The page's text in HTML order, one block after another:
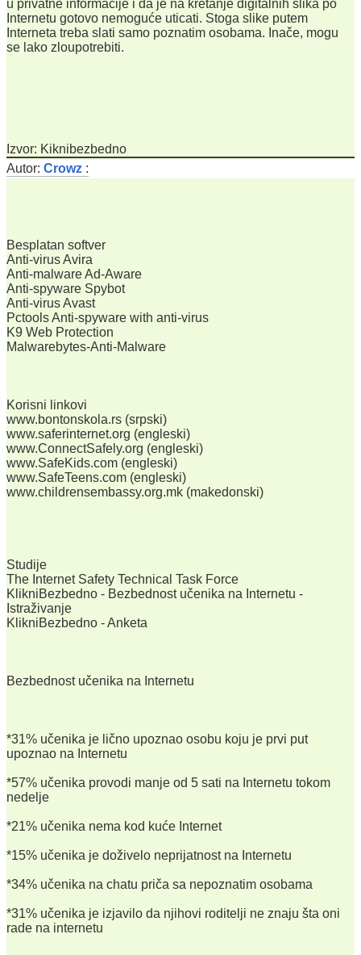
u privatne informacije i da je na kretanje digitalnih slika po
Internetu gotovo nemoguće uticati. Stoga slike putem
Interneta treba slati samo poznatim osobama. Inače, mogu
se lako zloupotrebiti.
Izvor: Kiknibezbedno
Autor: Crowz :
Besplatan softver
Anti-virus Avira
Anti-malware Ad-Aware
Anti-spyware Spybot
Anti-virus Avast
Pctools Anti-spyware with anti-virus
K9 Web Protection
Malwarebytes-Anti-Malware
Korisni linkovi
www.bontonskola.rs (srpski)
www.saferinternet.org (engleski)
www.ConnectSafely.org (engleski)
www.SafeKids.com (engleski)
www.SafeTeens.com (engleski)
www.childrensembassy.org.mk (makedonski)
Studije
The Internet Safety Technical Task Force
KlikniBezbedno - Bezbednost učenika na Internetu -
Istraživanje
KlikniBezbedno - Anketa
Bezbednost učenika na Internetu
*31% učenika je lično upoznao osobu koju je prvi put
upoznao na Internetu
*57% učenika provodi manje od 5 sati na Internetu tokom
nedelje
*21% učenika nema kod kuće Internet
*15% učenika je doživelo neprijatnost na Internetu
*34% učenika na chatu priča sa nepoznatim osobama
*31% učenika je izjavilo da njihovi roditelji ne znaju šta oni
rade na internetu